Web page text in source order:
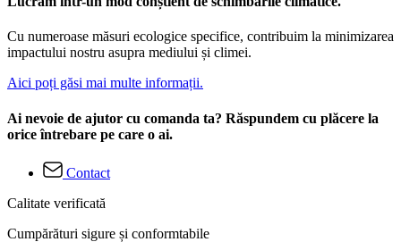
Cu numeroase măsuri ecologice specifice, contribuim la minimizarea
impactului nostru asupra mediului și climei.
Aici poți găsi mai multe informații.
Ai nevoie de ajutor cu comanda ta? Răspundem cu plăcere la
orice întrebare pe care o ai.
Contact
Calitate verificată
Cumpărături sigure și conformtabile